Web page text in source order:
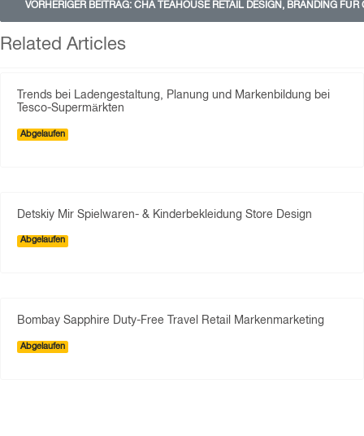
VORHERIGER BEITRAG: CHA TEAHOUSE RETAIL DESIGN, BRANDING
Related Articles
Trends bei Ladengestaltung, Planung und Markenbildung bei
Tesco-Supermärkten
Abgelaufen
Detskiy Mir Spielwaren- & Kinderbekleidung Store Design
Abgelaufen
Bombay Sapphire Duty-Free Travel Retail Markenmarketing
Abgelaufen